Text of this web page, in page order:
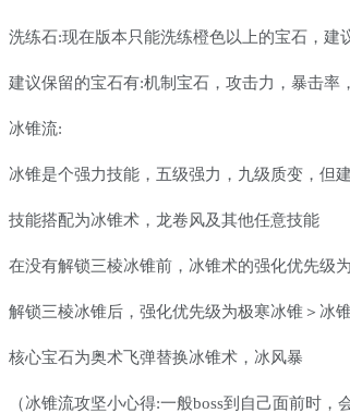
洗练石:现在版本只能洗练橙色以上的宝石，
建议保留的宝石有:机制宝石，攻击力，暴击率
冰锥流:
冰锥是个强力技能，五级强力，九级质变，但
技能搭配为冰锥术，龙卷风及其他任意技能
在没有解锁三棱冰锥前，冰锥术的强化优先级
解锁三棱冰锥后，强化优先级为极寒冰锥＞冰
核心宝石为奥术飞弹替换冰锥术，冰风暴
（冰锥流攻坚小心得:一般boss到自己面前时，